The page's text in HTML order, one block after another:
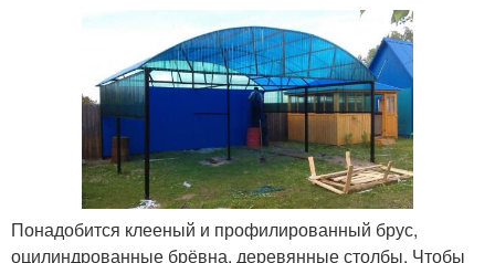
Понадобится клееный и профилированный брус,
оцилиндрованные брёвна, деревянные столбы. Чтобы